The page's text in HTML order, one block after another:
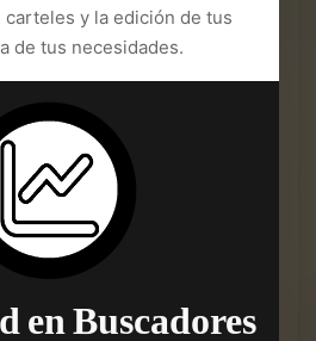
y la edición de tus
de tus necesidades.
en Buscadores